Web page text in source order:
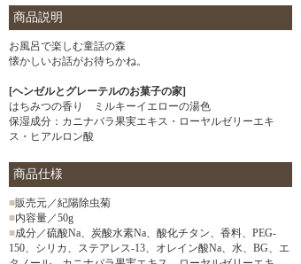
商品説明
お風呂で楽しむ童話の森
懐かしいお話がお待ちかね。
[ヘンゼルとグレーテルのお菓子の家]
はちみつの香り ミルキーイエローの湯色
保湿成分：カニナバラ果実エキス・ローヤルゼリーエキ
ス・ヒアルロン酸
商品仕様
■販売元／紀陽除虫菊
■内容量／50g
■成分／硫酸Na、炭酸水素Na、酸化チタン、香料、PEG-
150、シリカ、ステアレス-13、オレイン酸Na、水、BG、エ